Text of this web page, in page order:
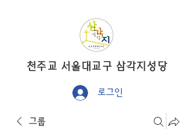
​천주교 서울대교구 삼각지성당
로그인
그룹